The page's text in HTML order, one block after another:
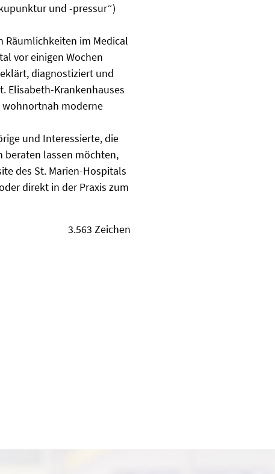
und -pressur“)
Räumlichkeiten im Medical
vor einigen Wochen
diagnostiziert und
Elisabeth-Krankenhauses
moderne
und Interessierte, die
beraten lassen möchten,
des St. Marien-Hospitals
direkt in der Praxis zum
3.563 Zeichen